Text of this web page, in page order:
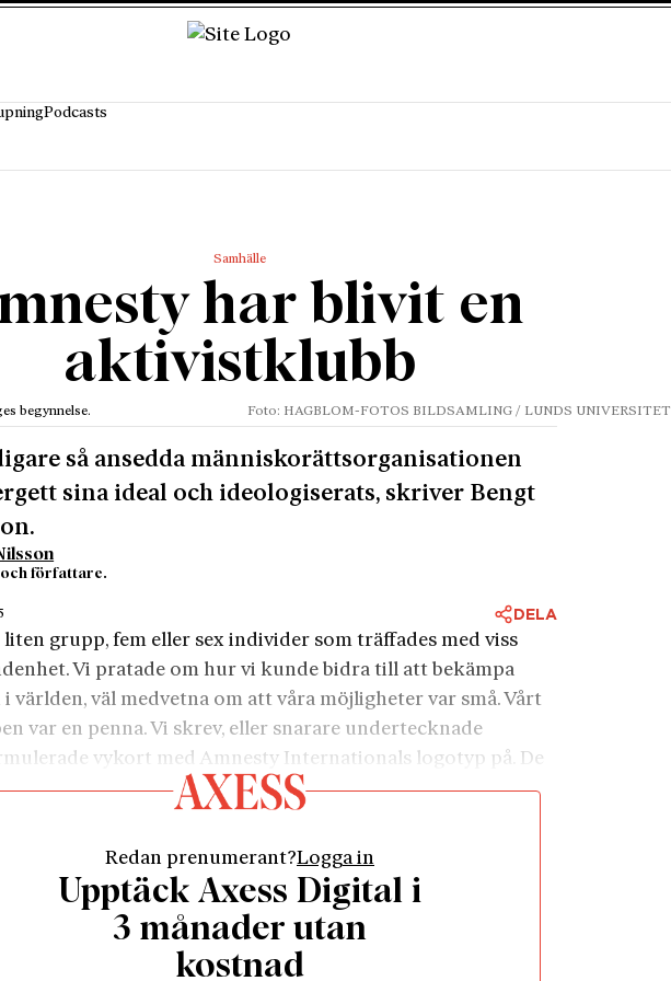
Podcasts
Samhälle
har blivit en
aktivistklubb
begynnelse. Foto: HAGBLOM-FOTOS BILDSAMLING / LUNDS UNIVERSITET
så ansedda människorätts­orga­­­nisa­tionen
sina ideal och ideologiserats, skriver Bengt
författare.
DELA
liten grupp, fem eller sex individer som träffades med viss
Vi pratade om hur vi kunde bidra till att bekämpa
världen, väl medvetna om att våra möjligheter var små. Vårt
var en penna. Vi skrev, eller snarare undertecknade
vykort med Amnesty Internationals logotyp på. De
engelska, spanska och många andra språk och skickades till
anledning av fängslandet av …”
att endast ett ynka fåtal av våra kort, kanske inga alls, skulle
adressaten. Men vi fortsatte ändå. Vi var dropparna som
1973, hade en militärjunta störtat den socialistiska
Redan prenumerant?Logga in
Upptäck Axess Digital i
3 månader utan
kostnad